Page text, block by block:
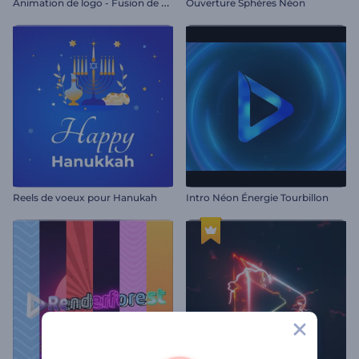
Ouverture Sphères Néon
Reels de voeux pour Hanukah Intro Néon Énergie Tourbillon